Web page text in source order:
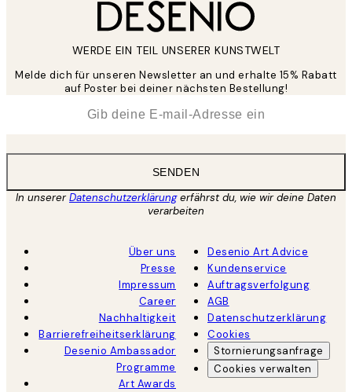
WERDE EIN TEIL UNSERER KUNSTWELT
Melde dich für unseren Newsletter an und erhalte 15% Rabatt
auf Poster bei deiner nächsten Bestellung!
SENDEN
In unsererDatenschutzerklärungerfährst du, wie wir deine Daten
verarbeiten
Über uns
Presse
Impressum
Career
Nachhaltigkeit
Barrierefreiheitserklärung
Desenio Ambassador
Programme
Art Awards
Desenio Art Advice
Kundenservice
Auftragsverfolgung
AGB
Datenschutzerklärung
Cookies
Stornierungsanfrage
Cookies verwalten